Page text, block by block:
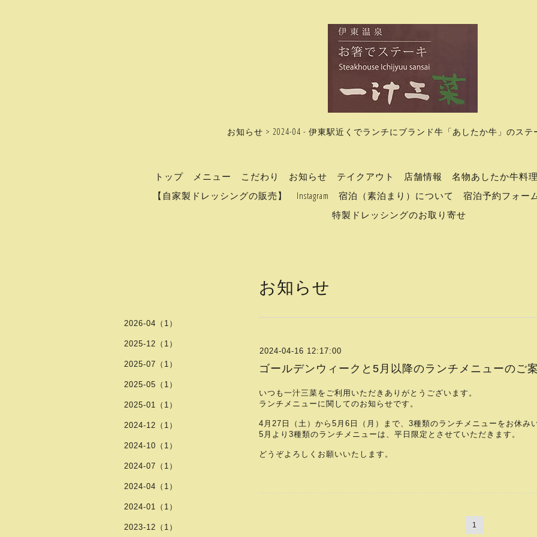
お知らせ > 2024-04 - 伊東駅近くでランチにブランド牛「あしたか牛」のステ
トップ メニュー こだわり お知らせ テイクアウト 店舗情報 名物あしたか牛料理
【自家製ドレッシングの販売】
Instagram 宿泊（素泊まり）について 宿泊予約フォー
特製ドレッシングのお取り寄せ
お知らせ
2024-04-16 12:17:00
ゴールデンウィークと5月以降のランチメニューのご
いつも一汁三菜をご利用いただきありがとうございます。
ランチメニューに関してのお知らせです。
4月27日（土）から5月6日（月）まで、3種類のランチメニューをお休み
5月より3種類のランチメニューは、平日限定とさせていただきます。
どうぞよろしくお願いいたします。
1
2026-04（1）
2025-12（1）
2025-07（1）
2025-05（1）
2025-01（1）
2024-12（1）
2024-10（1）
2024-07（1）
2024-04（1）
2024-01（1）
2023-12（1）